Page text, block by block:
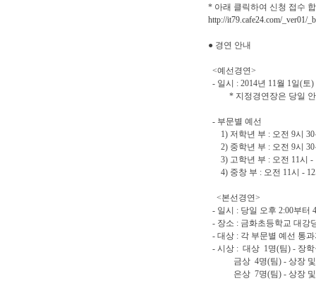
* 아래 클릭하여 신청 접수
http://it79.cafe24.com/_ver01/
● 경연 안내
<예선경연>
- 일시 : 2014년 11월 1일(
* 지정경연장은 당일 안
- 부문별 예선
1) 저학년 부 : 오전 9시 30
2) 중학년 부 : 오전 9시 30
3) 고학년 부 : 오전 11시 -
4) 중창 부 : 오전 11시 -
<본선경연>
- 일시 : 당일 오후 2:00부터
- 장소 : 금화초등학교 대강
- 대상 : 각 부문별 예선 통
- 시상 : 대상 1명(팀) - 장학
금상 4명(팀) - 상장 및
은상 7명(팀) - 상장 및